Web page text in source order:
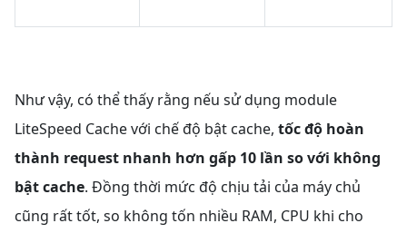
Như vậy, có thể thấy rằng nếu sử dụng module
LiteSpeed Cache với chế độ bật cache, tốc độ hoàn
thành request nhanh hơn gấp 10 lần so với không
bật cache. Đồng thời mức độ chịu tải của máy chủ
cũng rất tốt, so không tốn nhiều RAM, CPU khi cho